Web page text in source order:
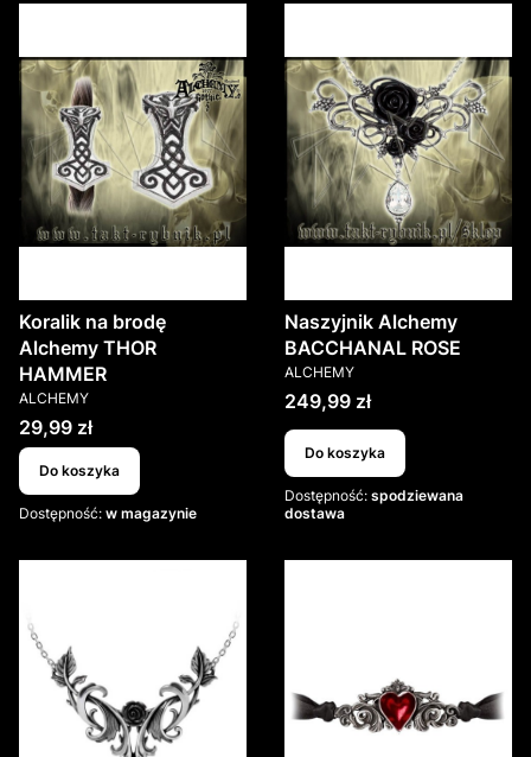
Koralik na brodę
Alchemy THOR
HAMMER
PRODUCENT
ALCHEMY
Cena
29,99 zł
Do koszyka
Dostępność: w magazynie
Naszyjnik Alchemy
BACCHANAL ROSE
PRODUCENT
ALCHEMY
Cena
249,99 zł
Do koszyka
Dostępność: spodziewana
dostawa